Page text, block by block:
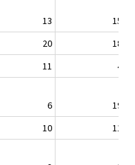
13
15
20
18
11
4
6
19
10
11